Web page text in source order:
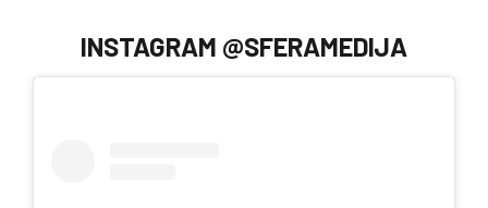
INSTAGRAM @SFERAMEDIJA